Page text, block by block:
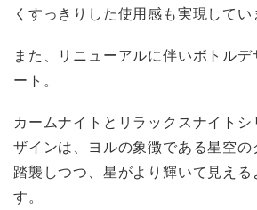
くすっきりした使用感も実現してい
また、リニューアルに伴いボトル
ート。
カームナイトとリラックスナイト
ザインは、ヨルの象徴である星空
踏襲しつつ、星がより輝いて見える
す。